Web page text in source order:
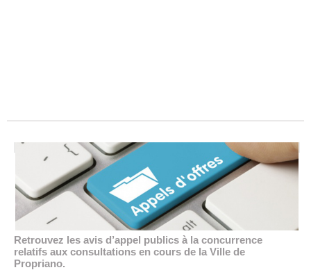
Retrouvez les avis d’appel publics à la concurrence
relatifs aux consultations en cours de la Ville de
Propriano.